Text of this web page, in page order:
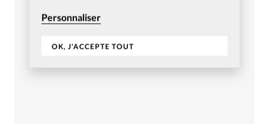
Personnaliser
OK, J'ACCEPTE TOUT